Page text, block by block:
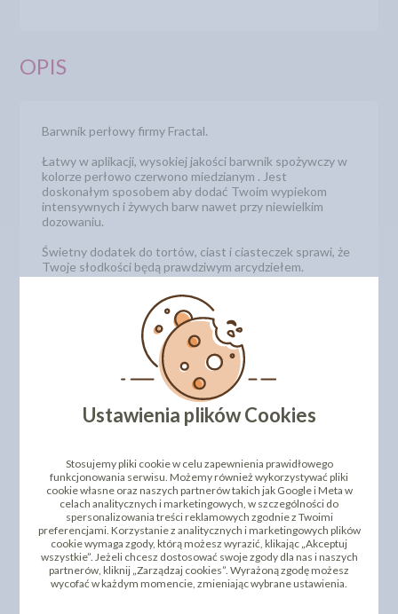
OPIS
Barwnik perłowy firmy Fractal.
Łatwy w aplikacji, wysokiej jakości barwnik spożywczy w
kolorze perłowo czerwono miedzianym . Jest
doskonałym sposobem aby dodać Twoim wypiekom
intensywnych i żywych barw nawet przy niewielkim
dozowaniu.
Świetny dodatek do tortów, ciast i ciasteczek sprawi, że
Twoje słodkości będą prawdziwym arcydziełem.
Numer katalogowy: 3050832
DODAJ SWOJĄ OPINIĘ
PRODUKTY PODOBNE
Ustawienia plików Cookies
Stosujemy pliki cookie w celu zapewnienia prawidłowego
funkcjonowania serwisu. Możemy również wykorzystywać pliki
cookie własne oraz naszych partnerów takich jak Google i Meta w
celach analitycznych i marketingowych, w szczególności do
spersonalizowania treści reklamowych zgodnie z Twoimi
preferencjami. Korzystanie z analitycznych i marketingowych plików
cookie wymaga zgody, którą możesz wyrazić, klikając „Akceptuj
wszystkie”. Jeżeli chcesz dostosować swoje zgody dla nas i naszych
partnerów, kliknij „Zarządzaj cookies”. Wyrażoną zgodę możesz
wycofać w każdym momencie, zmieniając wybrane ustawienia.